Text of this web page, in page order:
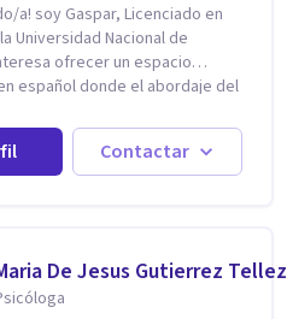
a! soy Gaspar, Licenciado en
Universidad Nacional de
ofrecer un espacio
español donde el abordaje del
lo singular de cada
etiquetas. Considero que
en algún momento pueden
de cada uno, para luego
curso seminarios, una
Contactar
De Jesus Gutierrez Tellez